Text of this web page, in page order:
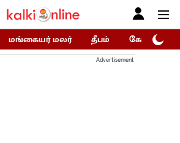
மங்கையர் மலர் தீபம் கோகுலம்/
Advertisement